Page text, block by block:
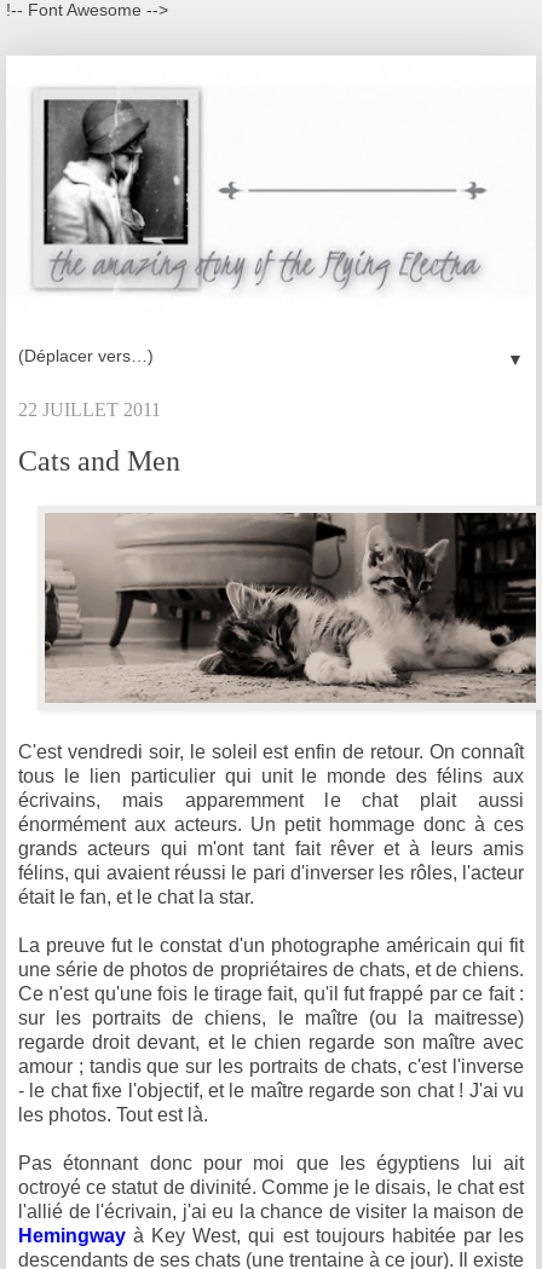
!-- Font Awesome -->
▼
22 JUILLET 2011
Cats and Men
C'est vendredi soir, le soleil est enfin de retour. On connaît
tous le lien particulier qui unit le monde des félins aux
écrivains, mais apparemment le chat plait aussi
énormément aux acteurs. Un petit hommage donc à ces
grands acteurs qui m'ont tant fait rêver et à leurs amis
félins, qui avaient réussi le pari d'inverser les rôles, l'acteur
était le fan, et le chat la star.
La preuve fut le constat d'un photographe américain qui fit
une série de photos de propriétaires de chats, et de chiens.
Ce n'est qu'une fois le tirage fait, qu'il fut frappé par ce fait :
sur les portraits de chiens, le maître (ou la maitresse)
regarde droit devant, et le chien regarde son maître avec
amour ; tandis que sur les portraits de chats, c'est l'inverse
- le chat fixe l'objectif, et le maître regarde son chat ! J'ai vu
les photos. Tout est là.
Pas étonnant donc pour moi que les égyptiens lui ait
octroyé ce statut de divinité. Comme je le disais, le chat est
l'allié de l'écrivain, j'ai eu la chance de visiter la maison de
Hemingway à Key West, qui est toujours habitée par les
descendants de ses chats (une trentaine à ce jour). Il existe